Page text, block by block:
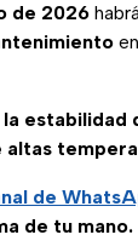
de 2026
estabilidad
altas
de
de tu mano.